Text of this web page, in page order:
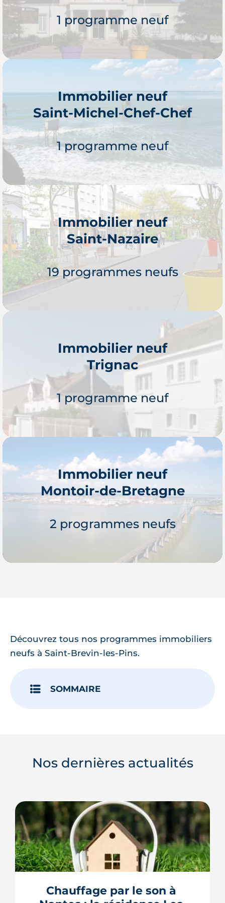
1 programme neuf
Immobilier neuf
Saint-Michel-Chef-Chef
1 programme neuf
Je découvre
Immobilier neuf
Saint-Nazaire
19 programmes neufs
Je découvre
Immobilier neuf
Trignac
1 programme neuf
Je découvre
Immobilier neuf
Montoir-de-Bretagne
2 programmes neufs
SOMMAIRE
Découvrez tous nos programmes immobiliers
neufs à Saint-Brevin-les-Pins.
Nos dernières actualités
Chauffage par le son à